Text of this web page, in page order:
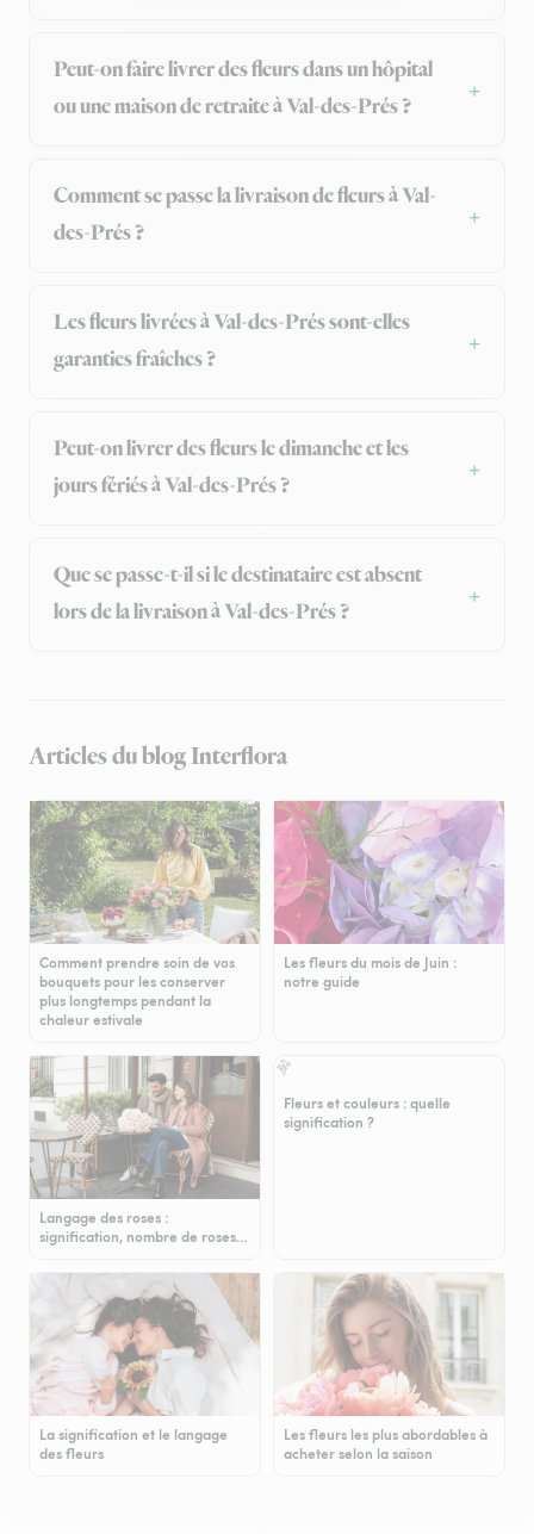
Peut-on faire livrer des fleurs dans un hôpital
ou une maison de retraite à Val-des-Prés ?
Comment se passe la livraison de fleurs à Val-
des-Prés ?
Les fleurs livrées à Val-des-Prés sont-elles
garanties fraîches ?
Peut-on livrer des fleurs le dimanche et les
jours fériés à Val-des-Prés ?
Que se passe-t-il si le destinataire est absent
lors de la livraison à Val-des-Prés ?
Articles du blog Interflora
Comment prendre soin de vos
bouquets pour les conserver
plus longtemps pendant la
chaleur estivale
Les fleurs du mois de Juin :
notre guide
Langage des roses :
signification, nombre de roses…
Fleurs et couleurs : quelle
signification ?
La signification et le langage
des fleurs
Les fleurs les plus abordables à
acheter selon la saison